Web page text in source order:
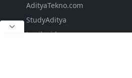
AdityaTekno.com
StudyAditya
Lepiku.id